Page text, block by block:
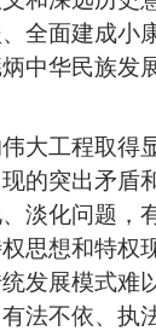
全面建成小
中华民族发
大工程取得
的突出矛盾
淡化问题，
思想和特权
发展模式难
法不依、执